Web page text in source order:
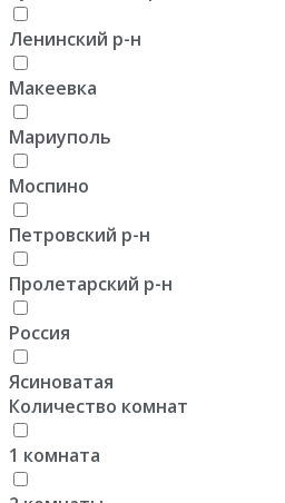
Ленинский р-н
Макеевка
Мариуполь
Моспино
Петровский р-н
Пролетарский р-н
Россия
Ясиноватая
Количество комнат
1 комната